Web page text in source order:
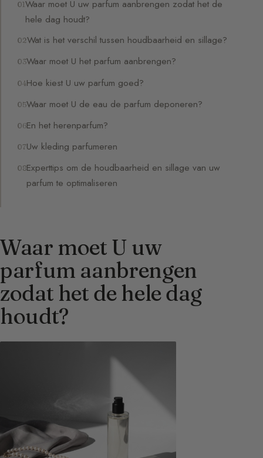
Waar moet U uw parfum aanbrengen zodat het de
hele dag houdt?
Wat is het verschil tussen houdbaarheid en sillage?
Waar moet U het parfum aanbrengen?
Hoe kiest U uw parfum goed?
Waar moet U de eau de parfum deponeren?
En het herenparfum?
Uw kleding parfumeren
Experttips om de houdbaarheid en sillage van uw
parfum te optimaliseren
Waar moet U uw
parfum aanbrengen
zodat het de hele dag
houdt?